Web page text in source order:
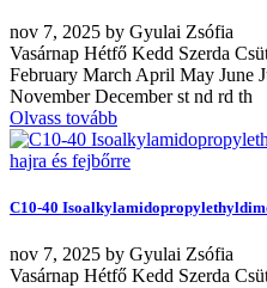
nov 7, 2025 by Gyulai Zsófia
Vasárnap Hétfő Kedd Szerda
February March April May June
November December st nd rd th
Olvass tovább
C10-40
nov 7, 2025 by Gyulai Zsófia
Vasárnap Hétfő Kedd Szerda